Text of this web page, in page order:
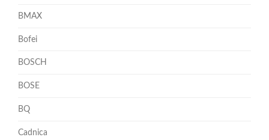
BMAX
Bofei
BOSCH
BOSE
BQ
Cadnica